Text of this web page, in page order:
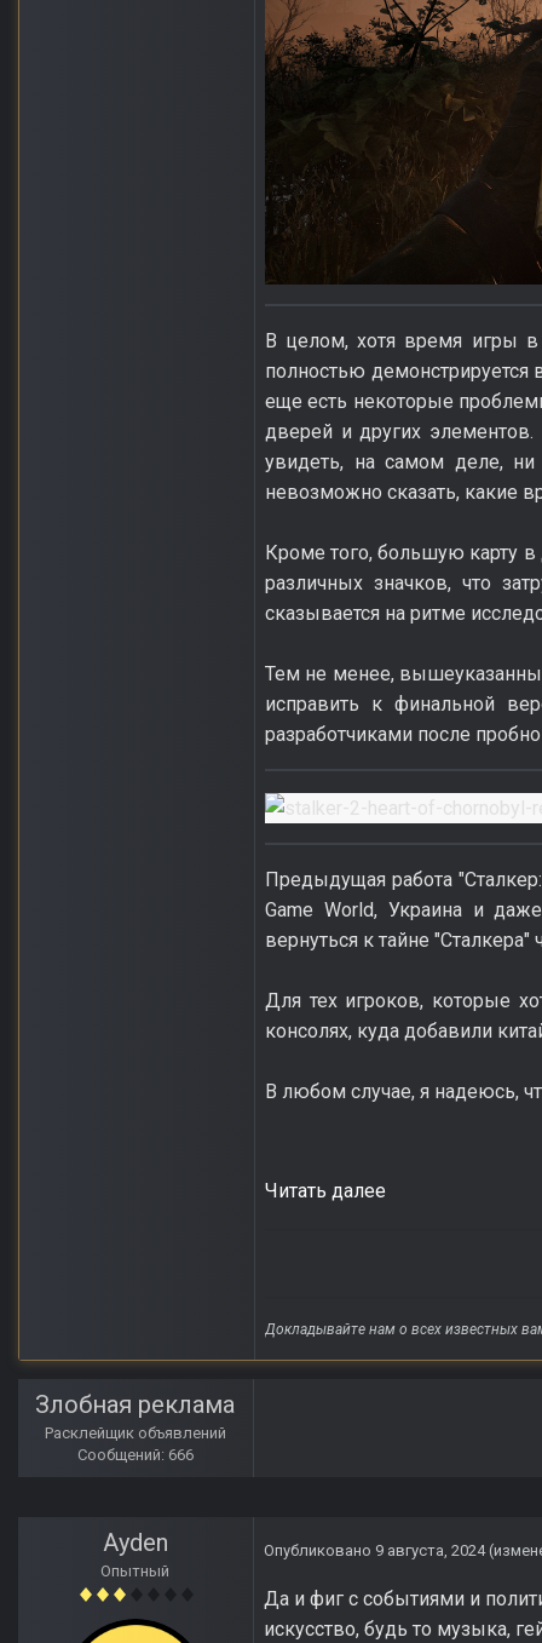
В целом, хотя время игры
полностью
еще есть некоторые
дверей и других
увидеть, на самом деле,
невозможно сказать, какие
Кроме того, большую карту
различных значков, что
сказывается на ритме
Тем не менее,
исправить к финальной
разработчиками после
Предыдущая работа
Game World, Украина и
вернуться к тайне "Сталкера"
Для тех игроков, которые
консолях, куда добавили
В любом случае, я надеюсь,
Читать далее
Докладывайте нам о всех известных
Злобная реклама
Расклейщик объявлений
Сообщений: 666
Ayden
Опытный
Опубликовано 9 августа, 2024
Да и фиг с событиями и
искусство, будь то музыка,